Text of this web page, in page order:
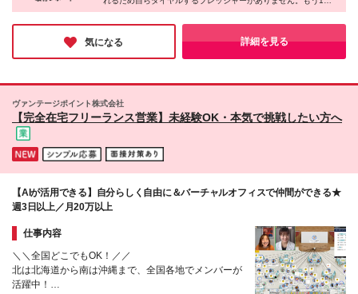
千円～1万2千円を支給
は【音声アシスト機能】。通話中、お客様には聞こえない形で管
理者からアドバイスをもらえます。フルリモートでも安心の手厚
いフォロー体制があり、未経験の方も安心して挑戦できる企業様
です！
気になる 詳細を見る
ヴァンテージポイント株式会社
【完全在宅フリーランス営業】未経験OK・本気で挑戦したい方へ
【AIが活用できる】自分らしく自由に＆バーチャルオフィスで仲間ができる★
週3日以上／月20万以上
仕事内容
＼＼全国どこでもOK！／／
北は北海道から南は沖縄まで、全国各地でメンバーが
活躍中！